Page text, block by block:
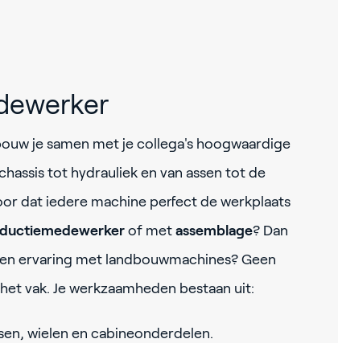
je samen met je collega's hoogwaardige
tot hydrauliek en van assen tot de
dat iedere machine perfect de werkplaats
of met assemblage? Dan
ervaring met landbouwmachines? Geen
vak. Je werkzaamheden bestaan uit:
wielen en cabineonderdelen.